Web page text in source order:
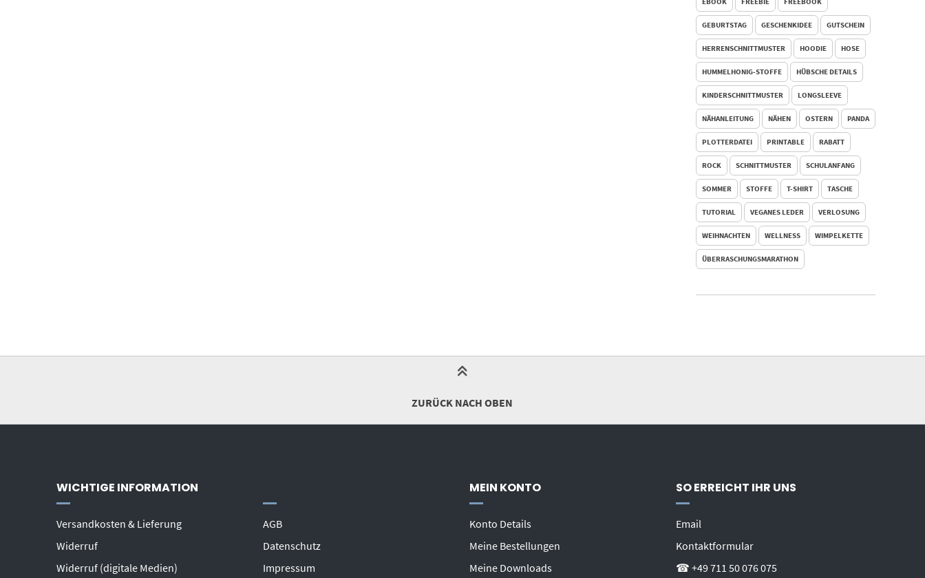
GEBURTSTAG GESCHENKIDEE GUTSCHEIN
HERRENSCHNITTMUSTER HOODIE HOSE
HUMMELHONIG-STOFFE HÜBSCHE DETAILS
KINDERSCHNITTMUSTER LONGSLEEVE
NÄHANLEITUNG NÄHEN OSTERN PANDA
PLOTTERDATEI PRINTABLE RABATT
ROCK SCHNITTMUSTER SCHULANFANG
SOMMER STOFFE T-SHIRT TASCHE
TUTORIAL VEGANES LEDER VERLOSUNG
WEIHNACHTEN WELLNESS WIMPELKETTE
ÜBERRASCHUNGSMARATHON
ZURÜCK NACH OBEN
WICHTIGE INFORMATION
Versandkosten & Lieferung
Widerruf
Widerruf (digitale Medien)
AGB
Datenschutz
Impressum
MEIN KONTO
Konto Details
Meine Bestellungen
Meine Downloads
SO ERREICHT IHR UNS
Email
Kontaktformular
☎ +49 711 50 076 075